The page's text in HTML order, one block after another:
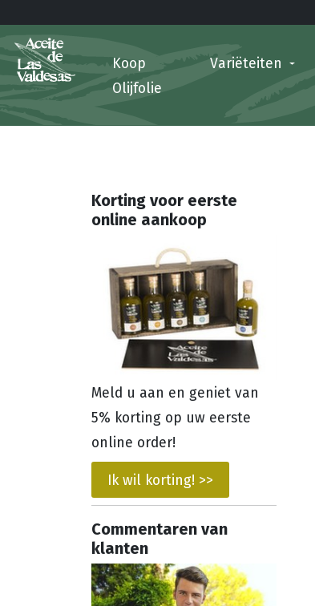
Koop
Olijfolie
Variëteiten
Korting voor eerste
online aankoop
Meld u aan en geniet van
5% korting op uw eerste
online order!
Ik wil korting! >>
Commentaren van
klanten